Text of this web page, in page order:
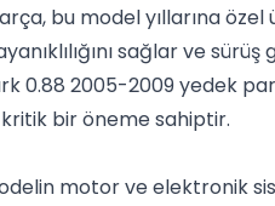
bu model yıllarına
sağlar ve
0.88 2005-2009 yedek
bir öneme sahiptir.
motor ve elektronik